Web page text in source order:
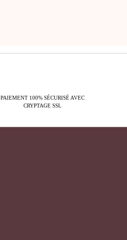
PAIEMENT 100% SÉCURISÉ AVEC
CRYPTAGE SSL